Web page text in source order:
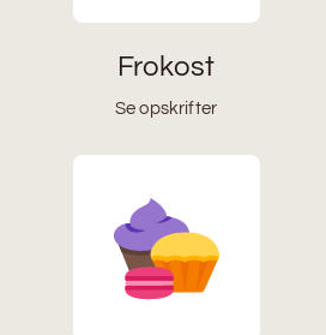
Frokost
Se opskrifter